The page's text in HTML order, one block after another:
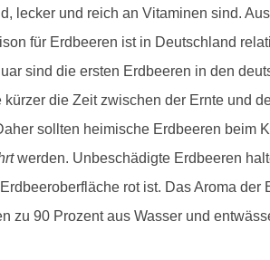
lecker und reich an Vitaminen sind.
für Erdbeeren ist in Deutschland
sind die ersten Erdbeeren in den
die Zeit zwischen der Ernte und
sollten heimische Erdbeeren beim
werden. Unbeschädigte Erdbeeren
rot ist. Das Aroma der
90 Prozent aus Wasser und